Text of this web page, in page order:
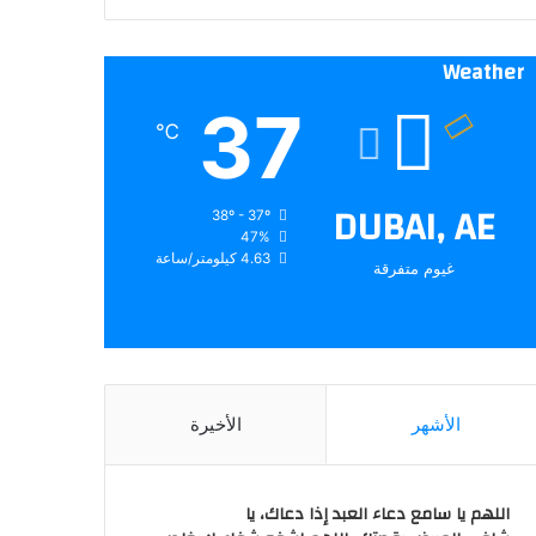
Weather
DUBAI, AE
غيوم متفرقة
37
℃
38º - 37º
47%
4.63 كيلومتر/ساعة
الأشهر الأخيرة
اللهم يا سامع دعاء العبد إذا دعاك، يا